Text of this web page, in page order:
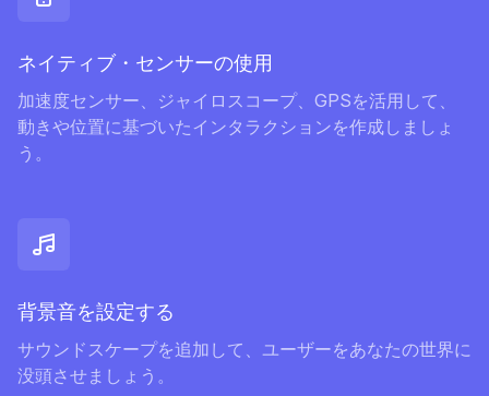
ネイティブ・センサーの使用
加速度センサー、ジャイロスコープ、GPSを活用して、
動きや位置に基づいたインタラクションを作成しましょ
う。
背景音を設定する
サウンドスケープを追加して、ユーザーをあなたの世界に
没頭させましょう。